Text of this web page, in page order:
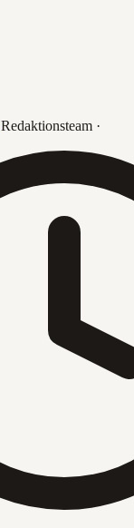
Redaktionsteam ·